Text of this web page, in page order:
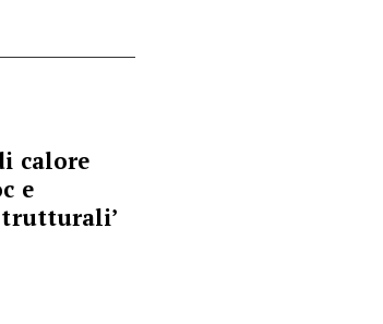
calore
e